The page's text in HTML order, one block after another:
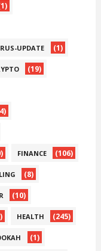
UPDATE (1)
(19)
FINANCE (106)
(8)
(10)
HEALTH (245)
(1)